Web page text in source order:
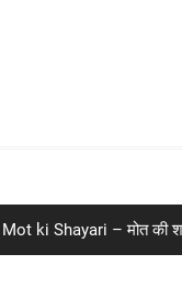
Previous
post:
Mot ki Shayari – मोत की